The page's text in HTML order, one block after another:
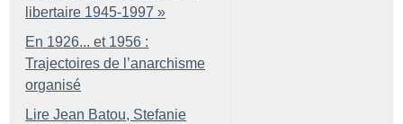
libertaire 1945-1997 »
En 1926... et 1956 :
Trajectoires de l’anarchisme
organisé
Lire Jean Batou, Stefanie